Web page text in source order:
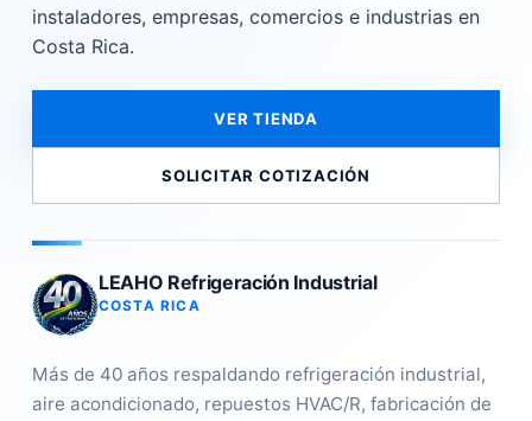
instaladores, empresas, comercios e industrias en
Costa Rica.
VER TIENDA
SOLICITAR COTIZACIÓN
LEAHO Refrigeración Industrial
COSTA RICA
Más de 40 años respaldando refrigeración industrial,
aire acondicionado, repuestos HVAC/R, fabricación de